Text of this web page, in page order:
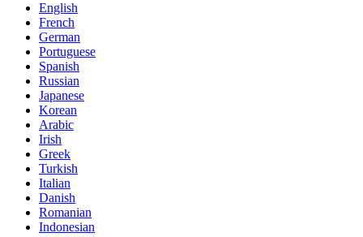
English
French
German
Portuguese
Spanish
Russian
Japanese
Korean
Arabic
Irish
Greek
Turkish
Italian
Danish
Romanian
Indonesian